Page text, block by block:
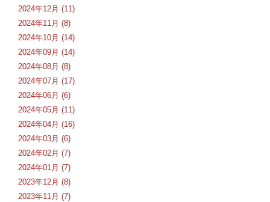
2024年12月 (11)
2024年11月 (8)
2024年10月 (14)
2024年09月 (14)
2024年08月 (8)
2024年07月 (17)
2024年06月 (6)
2024年05月 (11)
2024年04月 (16)
2024年03月 (6)
2024年02月 (7)
2024年01月 (7)
2023年12月 (8)
2023年11月 (7)